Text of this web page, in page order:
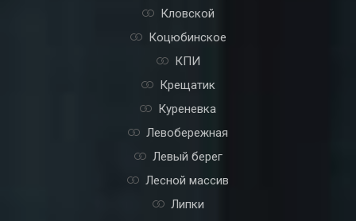
Кловской
Коцюбинское
КПИ
Крещатик
Куреневка
Левобережная
Левый берег
Лесной массив
Липки